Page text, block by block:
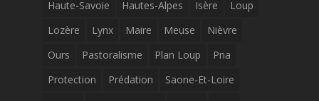
Haute-Savoie
Hautes-Alpes Isère
Loup
Lozère
Lynx Maire Meuse
Nièvre
Ours
Pastoralisme Plan Loup
Pna
Protection
Prédation
Saone-Et-Loire